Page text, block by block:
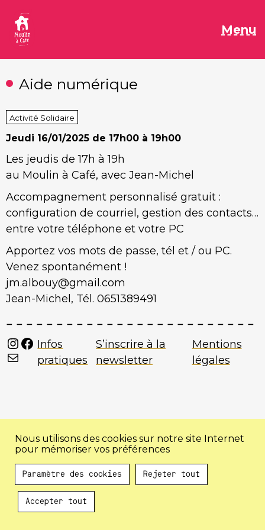
contenu
Menu
Aide numérique
Activité Solidaire
Jeudi 16/01/2025 de 17h00 à 19h00
Les jeudis de 17h à 19h
au Moulin à Café, avec Jean-Michel
Accompagnement personnalisé gratuit :
configuration de courriel, gestion des contacts…
entre votre téléphone et votre PC
Apportez vos mots de passe, tél et / ou PC.
Venez spontanément !
jm.albouy@gmail.com
Jean-Michel, Tél. 0651389491
Instagram
Facebook
Mail
Infos
pratiques
S’inscrire à la
newsletter
Mentions
légales
Au programme !
Nous utilisons des cookies sur notre site Internet
pour mémoriser vos préférences
Paramètre des cookies Rejeter tout
Accepter tout